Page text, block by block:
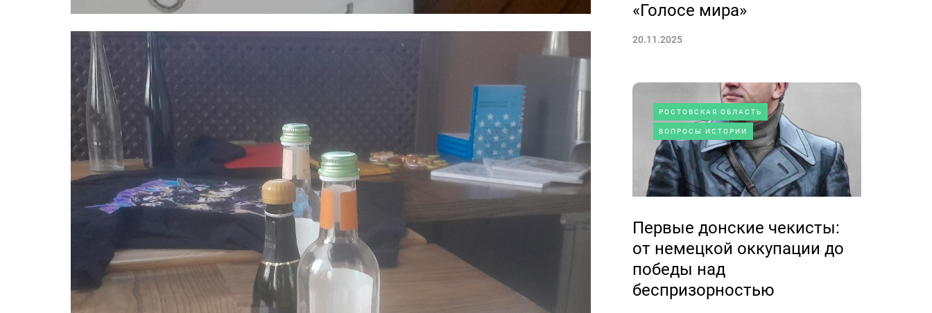
«Голосе мира»
20.11.2025
РОСТОВСКАЯ ОБЛАСТЬ
ВОПРОСЫ ИСТОРИИ
Первые донские чекисты:
от немецкой оккупации до
победы над
беспризорностью